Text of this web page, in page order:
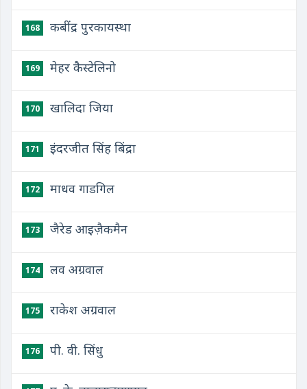
168 कबींद्र पुरकायस्था
169 मेहर कैस्टेलिनो
170 खालिदा जिया
171 इंदरजीत सिंह बिंद्रा
172 माधव गाडगिल
173 जैरेड आइज़ैकमैन
174 लव अग्रवाल
175 राकेश अग्रवाल
176 पी. वी. सिंधु